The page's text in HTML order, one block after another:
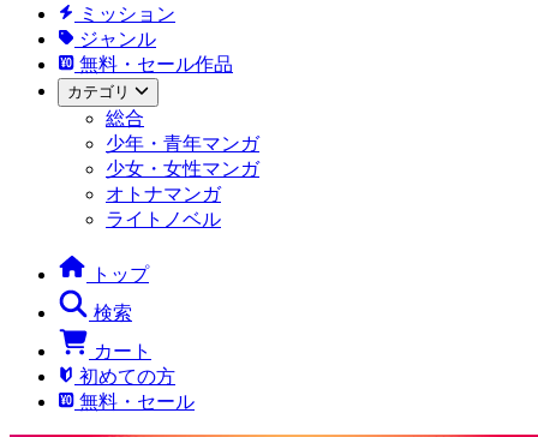
ミッション
ジャンル
無料・セール作品
カテゴリ
総合
少年・青年マンガ
少女・女性マンガ
オトナマンガ
ライトノベル
トップ
検索
カート
初めての方
無料・セール